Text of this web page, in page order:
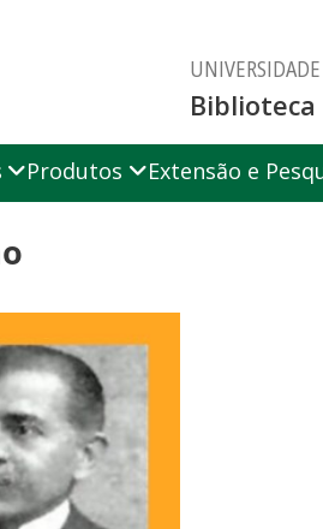
Produtos Extensão e